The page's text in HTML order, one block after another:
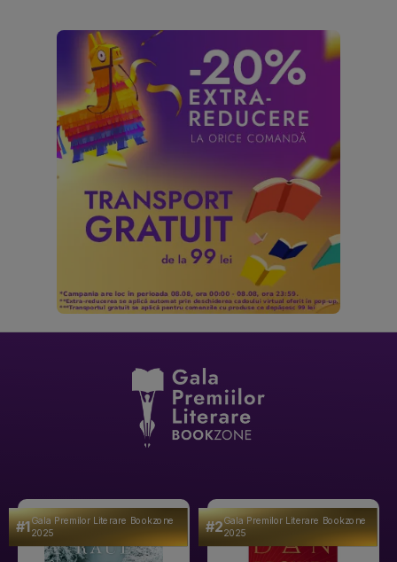
#1Gala Premilor Literare Bookzone
2025 #2Gala Premilor Literare Bookzone
2025